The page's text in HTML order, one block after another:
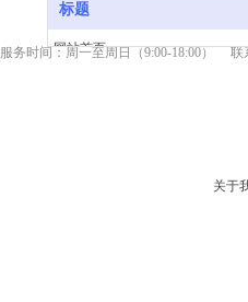
标题
网站首页
服务时间：周一至周日（9:00-18:00）
关于